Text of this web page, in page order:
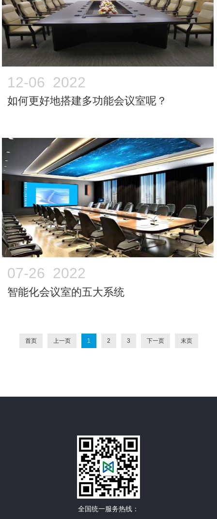
12-06 2022
如何更好地搭建多功能会议室呢？
07-26 2022
智能化会议室的五大系统
首页 上一页 1 2 3 下一页 末页
全国统一服务热线：